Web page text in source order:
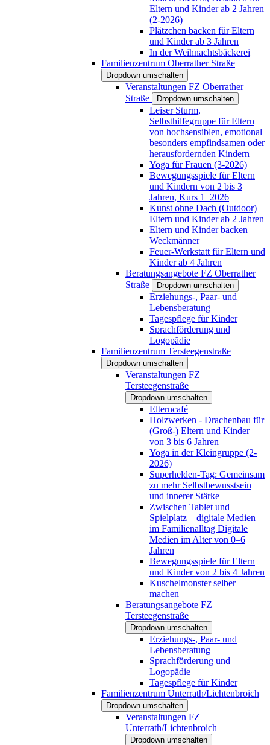
Eltern und Kinder ab 2 Jahren
(2-2026)
Plätzchen backen für Eltern
und Kinder ab 3 Jahren
In der Weihnachtsbäckerei
Familienzentrum Oberrather Straße
Dropdown umschalten
Veranstaltungen FZ Oberrather
Straße
Dropdown umschalten
Leiser Sturm,
Selbsthilfegruppe für Eltern
von hochsensiblen, emotional
besonders empfindsamen oder
herausfordernden Kindern
Yoga für Frauen (3-2026)
Bewegungsspiele für Eltern
und Kindern von 2 bis 3
Jahren, Kurs 1_2026
Kunst ohne Dach (Outdoor)
Eltern und Kinder ab 2 Jahren
Eltern und Kinder backen
Weckmänner
Feuer-Werkstatt für Eltern und
Kinder ab 4 Jahren
Beratungsangebote FZ Oberrather
Straße
Dropdown umschalten
Erziehungs-, Paar- und
Lebensberatung
Tagespflege für Kinder
Sprachförderung und
Logopädie
Familienzentrum Tersteegenstraße
Dropdown umschalten
Veranstaltungen FZ
Tersteegenstraße
Dropdown umschalten
Elterncafé
Holzwerken - Drachenbau für
(Groß-) Eltern und Kinder
von 3 bis 6 Jahren
Yoga in der Kleingruppe (2-
2026)
Superhelden-Tag: Gemeinsam
zu mehr Selbstbewusstsein
und innerer Stärke
Zwischen Tablet und
Spielplatz – digitale Medien
im Familienalltag Digitale
Medien im Alter von 0–6
Jahren
Bewegungsspiele für Eltern
und Kinder von 2 bis 4 Jahren
Kuschelmonster selber
machen
Beratungsangebote FZ
Tersteegenstraße
Dropdown umschalten
Erziehungs-, Paar- und
Lebensberatung
Sprachförderung und
Logopädie
Tagespflege für Kinder
Familienzentrum Unterrath/Lichtenbroich
Dropdown umschalten
Veranstaltungen FZ
Unterrath/Lichtenbroich
Dropdown umschalten